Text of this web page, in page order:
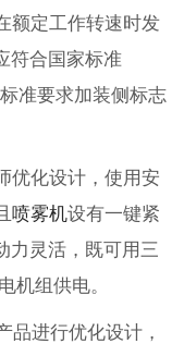
额定工作转速时发
符合国家标准
准要求加装侧标志
优化设计，使用安
喷雾机设有一键紧
力灵活，既可用三
机组供电。
品进行优化设计，